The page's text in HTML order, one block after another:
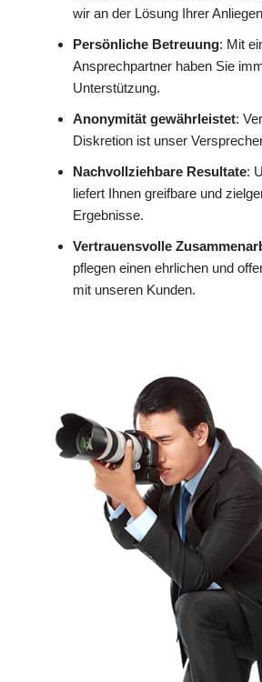
wir an der Lösung Ihrer
Persönliche Betreuung: Mit
Ansprechpartner haben Sie
Unterstützung.
Anonymität gewährleistet:
Diskretion ist unser
Nachvollziehbare Resultate:
liefert Ihnen greifbare und
Ergebnisse.
Vertrauensvolle
pflegen einen ehrlichen und
mit unseren Kunden.